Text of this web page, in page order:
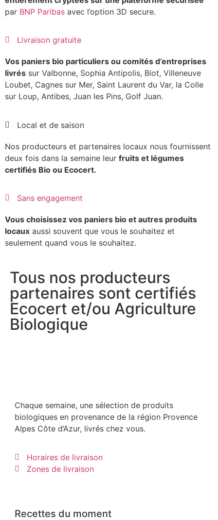
par BNP Paribas avec l’option 3D secure.
Livraison gratuite
Vos paniers bio particuliers ou comités d’entreprises
livrés sur Valbonne, Sophia Antipolis, Biot, Villeneuve
Loubet, Cagnes sur Mer, Saint Laurent du Var, la Colle
sur Loup, Antibes, Juan les Pins, Golf Juan.
Local et de saison
Nos producteurs et partenaires locaux nous fournissent
deux fois dans la semaine leur fruits et légumes
certifiés Bio ou Ecocert.
Sans engagement
Vous choisissez vos paniers bio et autres produits
locaux aussi souvent que vous le souhaitez et
seulement quand vous le souhaitez.
Tous nos producteurs
partenaires sont certifiés
Ecocert et/ou Agriculture
Biologique
Chaque semaine, une sélection de produits
biologiques en provenance de la région Provence
Alpes Côte d’Azur, livrés chez vous.
Horaires de livraison
Zones de livraison
Recettes du moment